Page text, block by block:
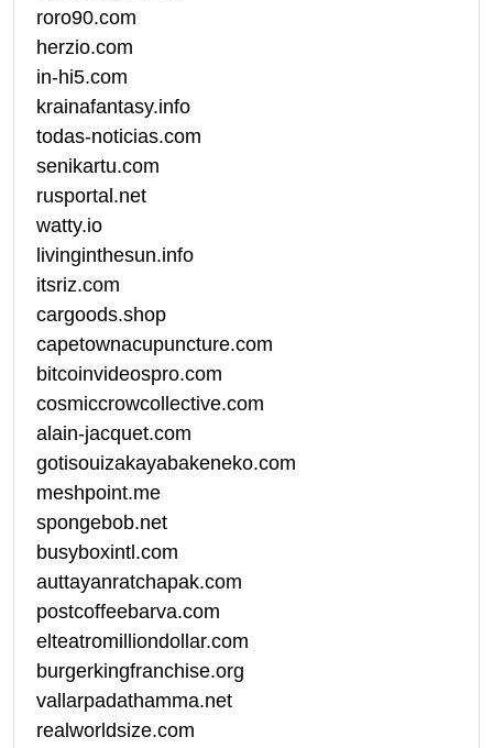
roro90.com
herzio.com
in-hi5.com
krainafantasy.info
todas-noticias.com
senikartu.com
rusportal.net
watty.io
livinginthesun.info
itsriz.com
cargoods.shop
capetownacupuncture.com
bitcoinvideospro.com
cosmiccrowcollective.com
alain-jacquet.com
gotisouizakayabakeneko.com
meshpoint.me
spongebob.net
busyboxintl.com
auttayanratchapak.com
postcoffeebarva.com
elteatromilliondollar.com
burgerkingfranchise.org
vallarpadathamma.net
realworldsize.com